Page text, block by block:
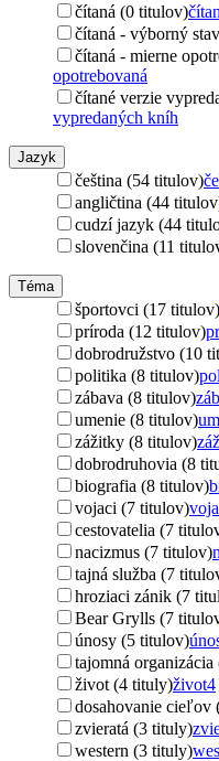
čítaná (0 titulov)
čítaná - výborný
čítaná - mierne
opotrebovaná
čítané verzie
vypredaných kníh
Jazyk
čeština (54 titulov)
angličtina (44
cudzí jazyk (44
slovenčina (11
Téma
športovci (17 titulov)
príroda (12 titulov)
dobrodružstvo (10
politika (8 titulov)
zábava (8 titulov)
umenie (8 titulov)
zážitky (8 titulov)
dobrodruhovia (8
biografia (8 titulov)
vojaci (7 titulov)
cestovatelia (7
nacizmus (7 titulov)
tajná služba (7
hroziaci zánik (7
Bear Grylls (7
únosy (5 titulov)
tajomná
život (4 tituly)život4
dosahovanie cieľov
zvieratá (3 tituly)
western (3 tituly)